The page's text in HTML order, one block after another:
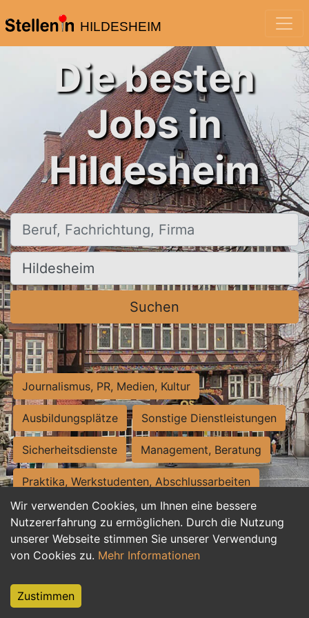
HILDESHEIM
Wir verwenden Cookies, um Ihnen eine bessere
Nutzererfahrung zu ermöglichen. Durch die Nutzung
unserer Webseite stimmen Sie unserer Verwendung
von Cookies zu. Mehr Informationen
Zustimmen
Die besten
Jobs in
Hildesheim
Beruf, Fachrichtung, Firma
Ort, Stadt
Suchen
Journalismus, PR, Medien, Kultur
Ausbildungsplätze Sonstige Dienstleistungen
Sicherheitsdienste Management, Beratung
Praktika, Werkstudenten, Abschlussarbeiten
Personalwesen Assistenz, Sekretariat
Hilfskräfte, Aushilfs- und Nebenjobs
Weiterbildung, Studium, duale Ausbildung